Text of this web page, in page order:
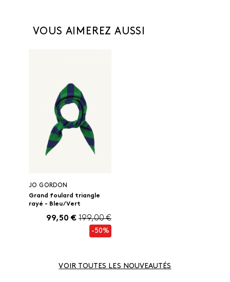
VOUS AIMEREZ AUSSI
JO GORDON
Grand foulard triangle
rayé - Bleu/Vert
99,50 € 199,00 €
-50%
VOIR TOUTES LES NOUVEAUTÉS